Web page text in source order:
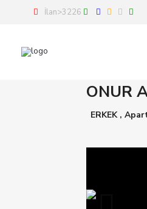
İlan>3226
ONUR
ERKEK,